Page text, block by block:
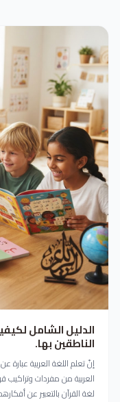
الدليل الشامل
الناطقين بها.
إنّ تعلم اللغة العربية
العربية من مفردات وتراكيب
لغة القرآن بالتعبير عن